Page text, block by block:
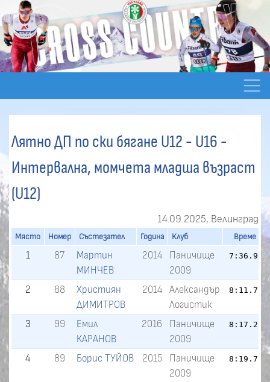
Лятно ДП по ски бягане U12 - U16 -
Интервална, момчета младша възраст
(U12)
14.09.2025, Велинград
Място Номер Състезател Година Клуб Време
1 87
Мартин
МИНЧЕВ
2014
Паничище
2009
7:36.9
2 88
Християн
ДИМИТРОВ
2014
Александър
Логистик
8:11.7
3 99
Емил
КАРАНОВ
2016
Паничище
2009
8:17.2
4 89 Борис ТУЙОВ 2015
Паничище
2009
8:19.7